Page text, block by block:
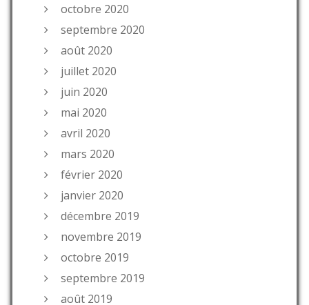
octobre 2020
septembre 2020
août 2020
juillet 2020
juin 2020
mai 2020
avril 2020
mars 2020
février 2020
janvier 2020
décembre 2019
novembre 2019
octobre 2019
septembre 2019
août 2019